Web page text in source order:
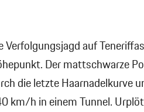
Verfolgungsjagd auf
Der mattschwarze
die letzte Haarnadelkurve
km/h in einem Tunnel.